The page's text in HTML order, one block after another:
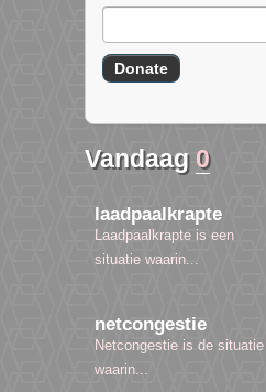
Vandaag 0
laadpaalkrapte
Laadpaalkrapte is een
situatie waarin...
netcongestie
Netcongestie is de situatie
waarin...